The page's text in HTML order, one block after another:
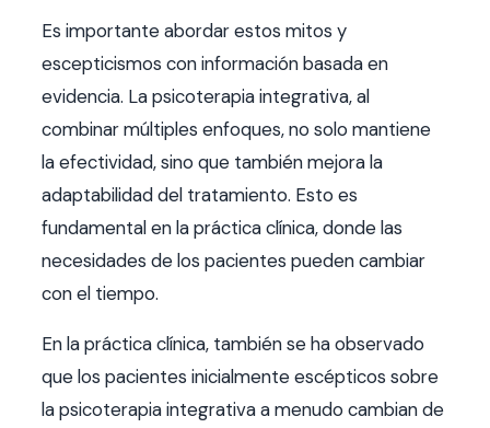
Es importante abordar estos mitos y
escepticismos con información basada en
evidencia. La psicoterapia integrativa, al
combinar múltiples enfoques, no solo mantiene
la efectividad, sino que también mejora la
adaptabilidad del tratamiento. Esto es
fundamental en la práctica clínica, donde las
necesidades de los pacientes pueden cambiar
con el tiempo.
En la práctica clínica, también se ha observado
que los pacientes inicialmente escépticos sobre
la psicoterapia integrativa a menudo cambian de